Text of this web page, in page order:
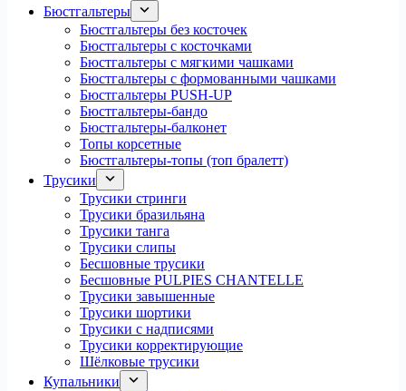
Бюстгальтеры
Бюстгальтеры без косточек
Бюстгальтеры с косточками
Бюстгальтеры с мягкими чашками
Бюстгальтеры с формованными чашками
Бюстгальтеры PUSH-UP
Бюстгальтеры-бандо
Бюстгальтеры-балконет
Топы корсетные
Бюстгальтеры-топы (топ бралетт)
Трусики
Трусики стринги
Трусики бразильяна
Трусики танга
Трусики слипы
Бесшовные трусики
Бесшовные PULPIES CHANTELLE
Трусики завышенные
Трусики шортики
Трусики с надписями
Трусики корректирующие
Шёлковые трусики
Купальники